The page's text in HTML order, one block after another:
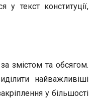
текст конституції,
змістом та обсягом.
найважливіші
у більшості